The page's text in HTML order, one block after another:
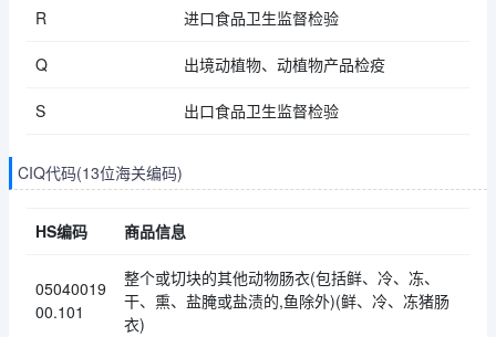
R 进口食品卫生监督检验
Q 出境动植物、动植物产品检疫
S 出口食品卫生监督检验
CIQ代码(13位海关编码)
HS编码 商品信息
05040019
00.101
整个或切块的其他动物肠衣(包括鲜、冷、冻、
干、熏、盐腌或盐渍的,鱼除外)(鲜、冷、冻猪肠
衣)